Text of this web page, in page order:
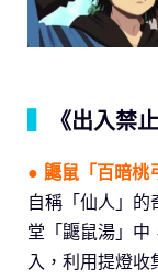
《出入禁
● 鼴鼠「百暗桃
自稱「仙人」
堂「鼴鼠湯」中
入，利用提燈